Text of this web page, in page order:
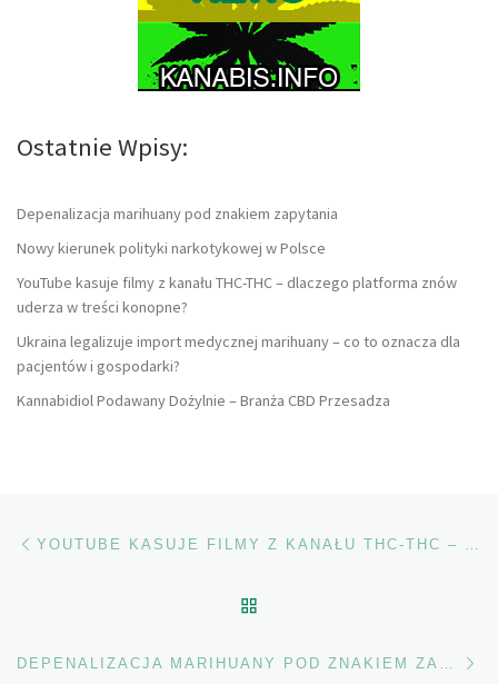
Ostatnie Wpisy:
Depenalizacja marihuany pod znakiem zapytania
Nowy kierunek polityki narkotykowej w Polsce
YouTube kasuje filmy z kanału THC-THC – dlaczego platforma znów
uderza w treści konopne?
Ukraina legalizuje import medycznej marihuany – co to oznacza dla
pacjentów i gospodarki?
Kannabidiol Podawany Dożylnie – Branża CBD Przesadza
Nawigacja wpisu